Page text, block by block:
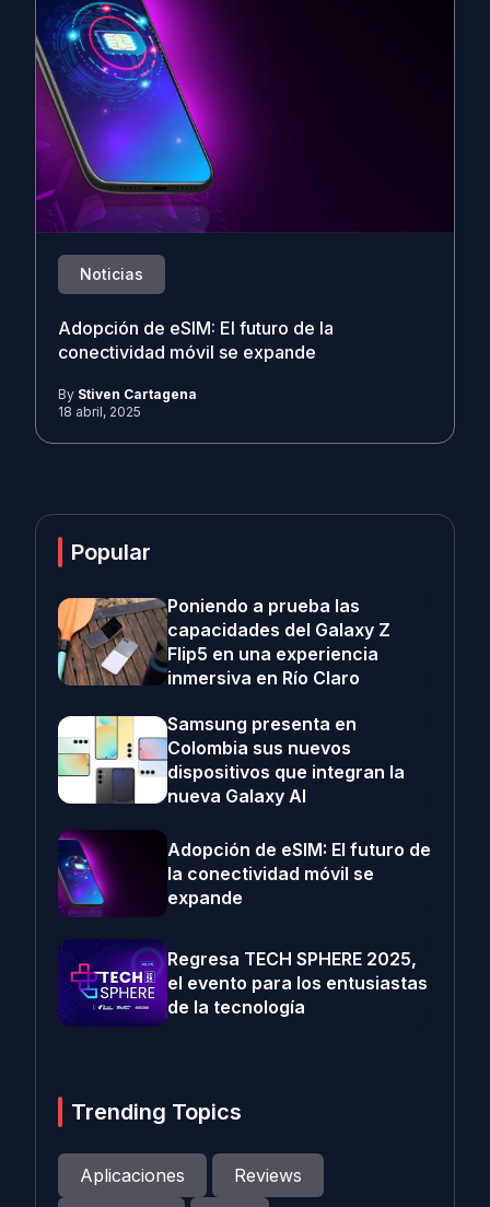
Noticias
Adopción de eSIM: El futuro de la
conectividad móvil se expande
By Stiven Cartagena
18 abril, 2025
Popular
Poniendo a prueba las
capacidades del Galaxy Z
Flip5 en una experiencia
inmersiva en Río Claro
Samsung presenta en
Colombia sus nuevos
dispositivos que integran la
nueva Galaxy AI
Adopción de eSIM: El futuro de
la conectividad móvil se
expande
Regresa TECH SPHERE 2025,
el evento para los entusiastas
de la tecnología
Trending Topics
Aplicaciones Reviews